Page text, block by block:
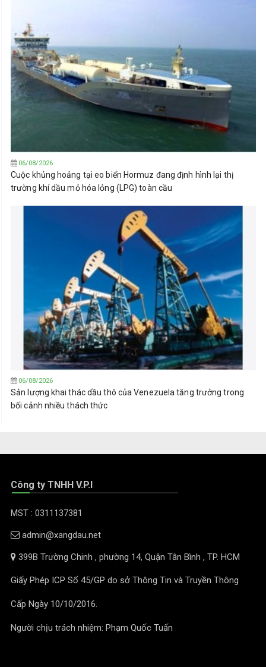
06/08/2026
Cuộc khủng hoảng tại eo biển Hormuz đang định hình lại thị
trường khí dầu mỏ hóa lỏng (LPG) toàn cầu
06/08/2026
Sản lượng khai thác dầu thô của Venezuela tăng trưởng trong
bối cảnh nhiều thách thức
Công ty TNHH V.P.I
MST : 0311137381
admin@xangdau.net
399B Trường Chinh , phường 14, Quận Tân Bình , TP. HCM
Giấy Phép ICP Số 45/GP do sở Thông Tin và Truyền Thông
Cấp Ngày 10/10/2016.
Người chịu trách nhiệm: Phạm Quốc Tuấn